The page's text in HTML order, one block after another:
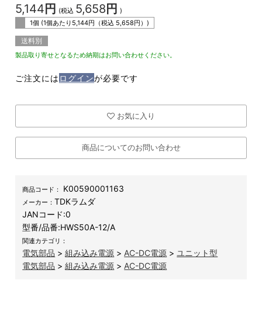
5,144 円 (税込 5,658 円 )
1個 (1個あたり 5,144円（税込 5,658円）)
送料別
製品取り寄せとなるため納期はお問い合わせください。
ご注文には ログインが必要です
お気に入り
商品についてのお問い合わせ
商品コード： K00590001163
メーカー：TDKラムダ
JANコード:0
型番/品番:HWS50A-12/A
関連カテゴリ：
電気部品 >組み込み電源 > AC-DC電源 > ユニット型
電気部品 >組み込み電源 > AC-DC電源